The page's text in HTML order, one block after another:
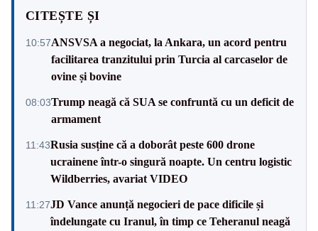
CITEȘTE ȘI
10:57ANSVSA a negociat, la Ankara, un acord pentru
facilitarea tranzitului prin Turcia al carcaselor de
ovine și bovine
08:03Trump neagă că SUA se confruntă cu un deficit de
armament
11:43Rusia susține că a doborât peste 600 drone
ucrainene într-o singură noapte. Un centru logistic
Wildberries, avariat VIDEO
11:27JD Vance anunță negocieri de pace dificile și
îndelungate cu Iranul, în timp ce Teheranul neagă